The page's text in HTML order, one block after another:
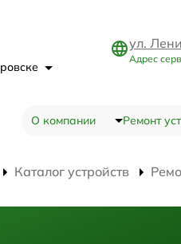
ул.
Адрес
О компании Ремонт
Каталог устройств